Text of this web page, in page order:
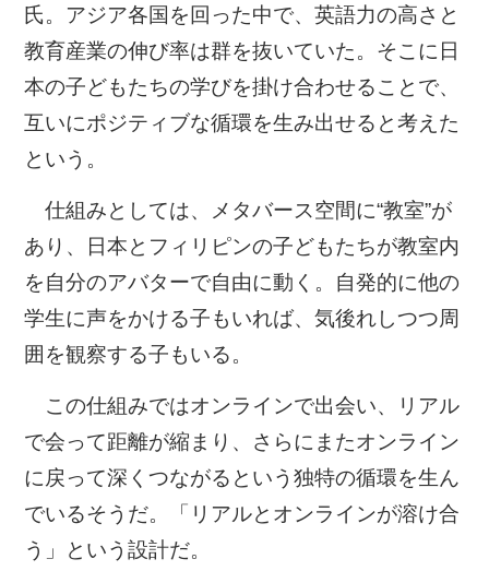
氏。アジア各国を回った中で、英語力の高さと
教育産業の伸び率は群を抜いていた。そこに日
本の子どもたちの学びを掛け合わせることで、
互いにポジティブな循環を生み出せると考えた
という。
仕組みとしては、メタバース空間に“教室”が
あり、日本とフィリピンの子どもたちが教室内
を自分のアバターで自由に動く。自発的に他の
学生に声をかける子もいれば、気後れしつつ周
囲を観察する子もいる。
この仕組みではオンラインで出会い、リアル
で会って距離が縮まり、さらにまたオンライン
に戻って深くつながるという独特の循環を生ん
でいるそうだ。「リアルとオンラインが溶け合
う」という設計だ。